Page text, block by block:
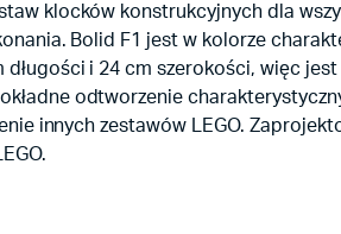
klocków konstrukcyjnych dla
Bolid F1 jest w kolorze
i 24 cm szerokości, więc
odtworzenie
innych zestawów LEGO.